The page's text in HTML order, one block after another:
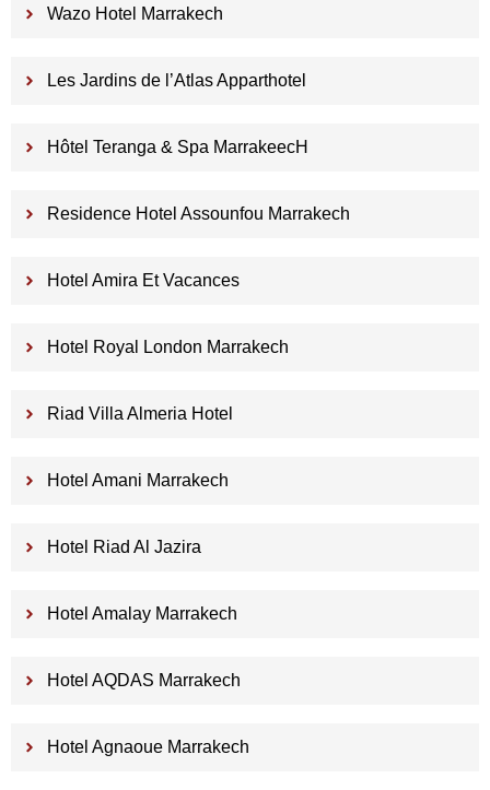
Wazo Hotel Marrakech
Les Jardins de l’Atlas Apparthotel
Hôtel Teranga & Spa MarrakeecH
Residence Hotel Assounfou Marrakech
Hotel Amira Et Vacances
Hotel Royal London Marrakech
Riad Villa Almeria Hotel
Hotel Amani Marrakech
Hotel Riad Al Jazira
Hotel Amalay Marrakech
Hotel AQDAS Marrakech
Hotel Agnaoue Marrakech